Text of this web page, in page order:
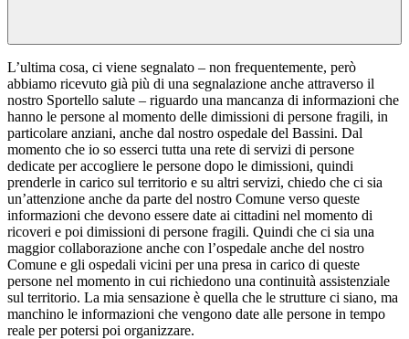
L’ultima cosa, ci viene segnalato – non frequentemente, però
abbiamo ricevuto già più di una segnalazione anche attraverso il
nostro Sportello salute – riguardo una mancanza di informazioni che
hanno le persone al momento delle dimissioni di persone fragili, in
particolare anziani, anche dal nostro ospedale del Bassini. Dal
momento che io so esserci tutta una rete di servizi di persone
dedicate per accogliere le persone dopo le dimissioni, quindi
prenderle in carico sul territorio e su altri servizi, chiedo che ci sia
un’attenzione anche da parte del nostro Comune verso queste
informazioni che devono essere date ai cittadini nel momento di
ricoveri e poi dimissioni di persone fragili. Quindi che ci sia una
maggior collaborazione anche con l’ospedale anche del nostro
Comune e gli ospedali vicini per una presa in carico di queste
persone nel momento in cui richiedono una continuità assistenziale
sul territorio. La mia sensazione è quella che le strutture ci siano, ma
manchino le informazioni che vengono date alle persone in tempo
reale per potersi poi organizzare.